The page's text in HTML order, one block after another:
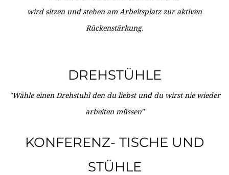
wird sitzen und stehen am Arbeitsplatz zur aktiven
Rückenstärkung.
DREHSTÜHLE
"Wähle einen Drehstuhl den du liebst und du wirst nie wieder
arbeiten müssen"
KONFERENZ- TISCHE UND
STÜHLE